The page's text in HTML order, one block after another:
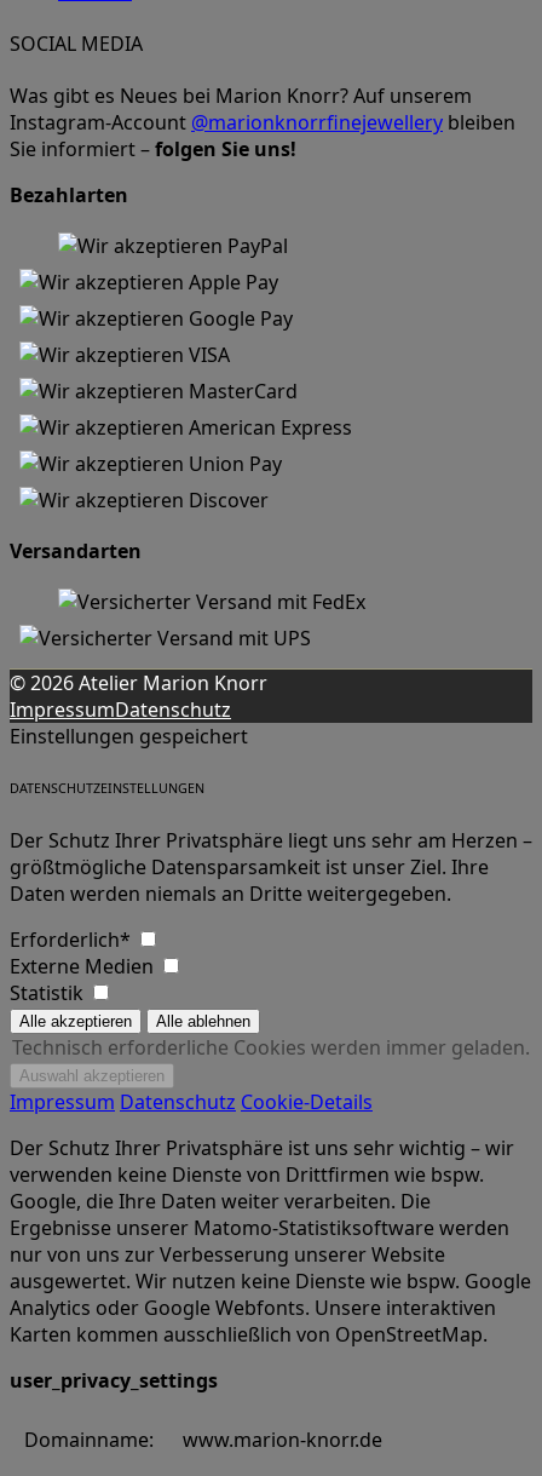
SOCIAL MEDIA
Was gibt es Neues bei Marion Knorr? Auf unserem
Instagram-Account @marionknorrfinejewellery bleiben
Sie informiert –folgen Sie uns!
Bezahlarten
Versandarten
© 2026 Atelier Marion Knorr
ImpressumDatenschutz
Einstellungen gespeichert
DATENSCHUTZEINSTELLUNGEN
Der Schutz Ihrer Privatsphäre liegt uns sehr am Herzen –
größtmögliche Datensparsamkeit ist unser Ziel. Ihre
Daten werden niemals an Dritte weitergegeben.
Erforderlich*
Externe Medien
Statistik
Technisch erforderliche Cookies werden immer geladen.
Impressum Datenschutz Cookie-Details
Der Schutz Ihrer Privatsphäre ist uns sehr wichtig – wir
verwenden keine Dienste von Drittfirmen wie bspw.
Google, die Ihre Daten weiter verarbeiten. Die
Ergebnisse unserer Matomo-Statistiksoftware werden
nur von uns zur Verbesserung unserer Website
ausgewertet. Wir nutzen keine Dienste wie bspw. Google
Analytics oder Google Webfonts. Unsere interaktiven
Karten kommen ausschließlich von OpenStreetMap.
user_privacy_settings
Domainname:
www.marion-knorr.de